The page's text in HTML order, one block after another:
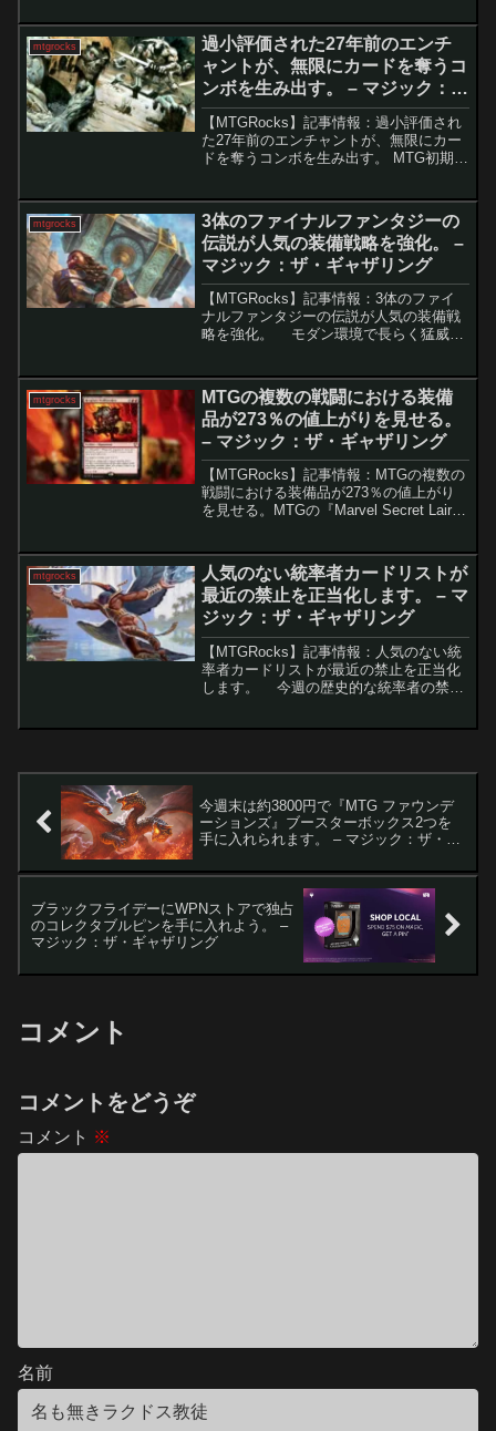
ように設計された「海賊」と「天使」の2
種類のテーマデ...
mtgrocks
過小評価された27年前のエンチ
ャントが、無限にカードを奪うコ
ンボを生み出す。 – マジック：
ザ・ギャザリング
【MTGRocks】記事情報：過小評価され
た27年前のエンチャントが、無限にカー
ドを奪うコンボを生み出す。 MTG初期に
特定の統率者や墓地ギミックと組み合わ
せることで、...
mtgrocks
3体のファイナルファンタジーの
伝説が人気の装備戦略を強化。 –
マジック：ザ・ギャザリング
【MTGRocks】記事情報：3体のファイ
ナルファンタジーの伝説が人気の装備戦
略を強化。 モダン環境で長らく猛威を
めました。鍵となったのは、『ファイナ
ルファンタジ...
mtgrocks
MTGの複数の戦闘における装備
品が273％の値上がりを見せる。
– マジック：ザ・ギャザリング
【MTGRocks】記事情報：MTGの複数の
戦闘における装備品が273％の値上がり
を見せる。MTGの『Marvel Secret Lair』
「Captain Ameri...
mtgrocks
人気のない統率者カードリストが
最近の禁止を正当化します。 – マ
ジック：ザ・ギャザリング
【MTGRocks】記事情報：人気のない統
率者カードリストが最近の禁止を正当化
します。 今週の歴史的な統率者の禁止
今週末は約3800円で『MTG ファウンデ
ーションズ』ブースターボックス2つを
手に入れられます。 – マジック：ザ・ギ
ブラックフライデーにWPNストアで独占
のコレクタブルピンを手に入れよう。 –
マジック：ザ・ギャザリング
コメント
コメントをどうぞ
コメント ※
名前